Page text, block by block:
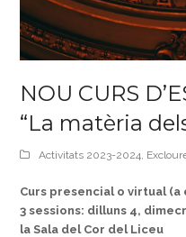
NOU CURS
“La matèria
Activitats 2023-2024
Curs presencial o virtual (a
3 sessions: dilluns 4,
la Sala del Cor del Liceu